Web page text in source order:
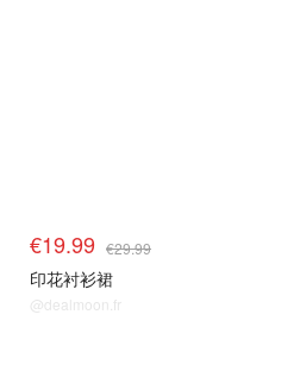
€19.99 €29.99
印花衬衫裙
@dealmoon.fr